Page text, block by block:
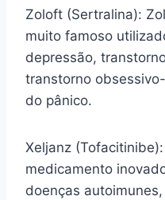
Zoloft (Sertralina):
muito famoso
depressão,
transtorno
do pânico.
Xeljanz
medicamento
doenças